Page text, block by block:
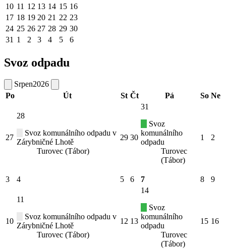
10 11 12 13 14 15 16
17 18 19 20 21 22 23
24 25 26 27 28 29 30
31 1 2 3 4 5 6
Svoz odpadu
Srpen2026
Po
Út St Čt Pá So Ne
27
28
Svoz komunálního odpadu v
Zárybničné Lhotě
Turovec (Tábor)
29 30
31
Svoz
komunálního
odpadu
Turovec
(Tábor)
1 2
3 4 5 6 7 8 9
10
11
Svoz komunálního odpadu v
Zárybničné Lhotě
Turovec (Tábor)
12 13
14
Svoz
komunálního
odpadu
Turovec
(Tábor)
15 16